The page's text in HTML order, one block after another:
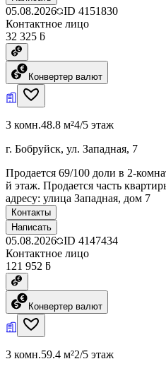
05.08.2026 ID 4151830
Контактное лицо
32 325 ƃ
Конвертер валют
3 комн.48.8 м²4/5 этаж
г. Бобруйск, ул. Западная, 7
Продается 69/100 доли в 2-
й этаж. Продается часть
адресу: улица Западная, дом 7
Контакты
Написать
05.08.2026 ID 4147434
Контактное лицо
121 952 ƃ
Конвертер валют
3 комн.59.4 м²2/5 этаж